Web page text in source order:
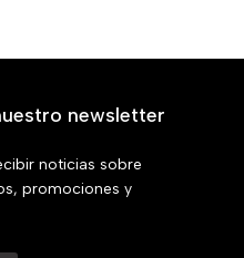
newsletter
noticias sobre
promociones y